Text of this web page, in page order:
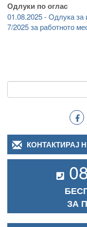
Одлуки по оглас
01.08.2025 - Oдлука за
7/2025 за работното
Search
Пребарување
КОНТАКТИРАЈ
ЗА